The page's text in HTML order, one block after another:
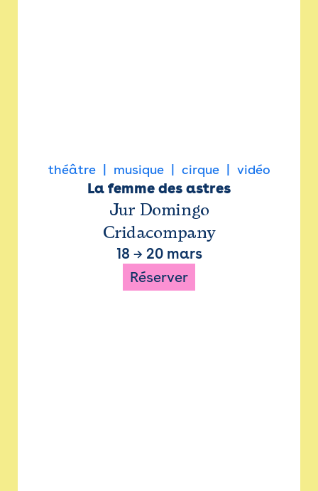
théâtre musique cirque vidéo
La femme des astres
Jur Domingo
Cridacompany
18 → 20 mars
Réserver